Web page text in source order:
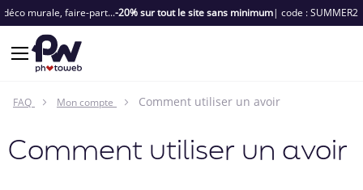
Collectionnez vos meilleurs souvenirs de l'été |1 acheté = 1 livre OFFERTJe crée
FAQ Mon compte Comment utiliser un avoir
Comment utiliser un avoir